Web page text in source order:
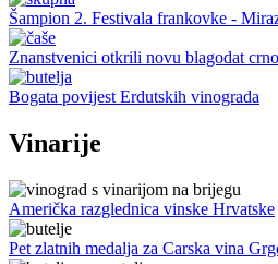
Šampion 2. Festivala frankovke -
Znanstvenici otkrili novu blagodat
Bogata povijest Erdutskih vinograda
Vinarije
Američka razglednica vinske Hrvatske
Pet zlatnih medalja za Carska vina